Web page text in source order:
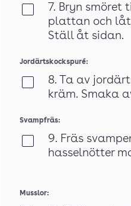
7. Bryn
plattan och låt
Ställ åt sidan.
Jordärtskockspuré:
8. Ta av
kräm. Smaka
Svampfräs:
9. Fräs
hasselnötter
Musslor: